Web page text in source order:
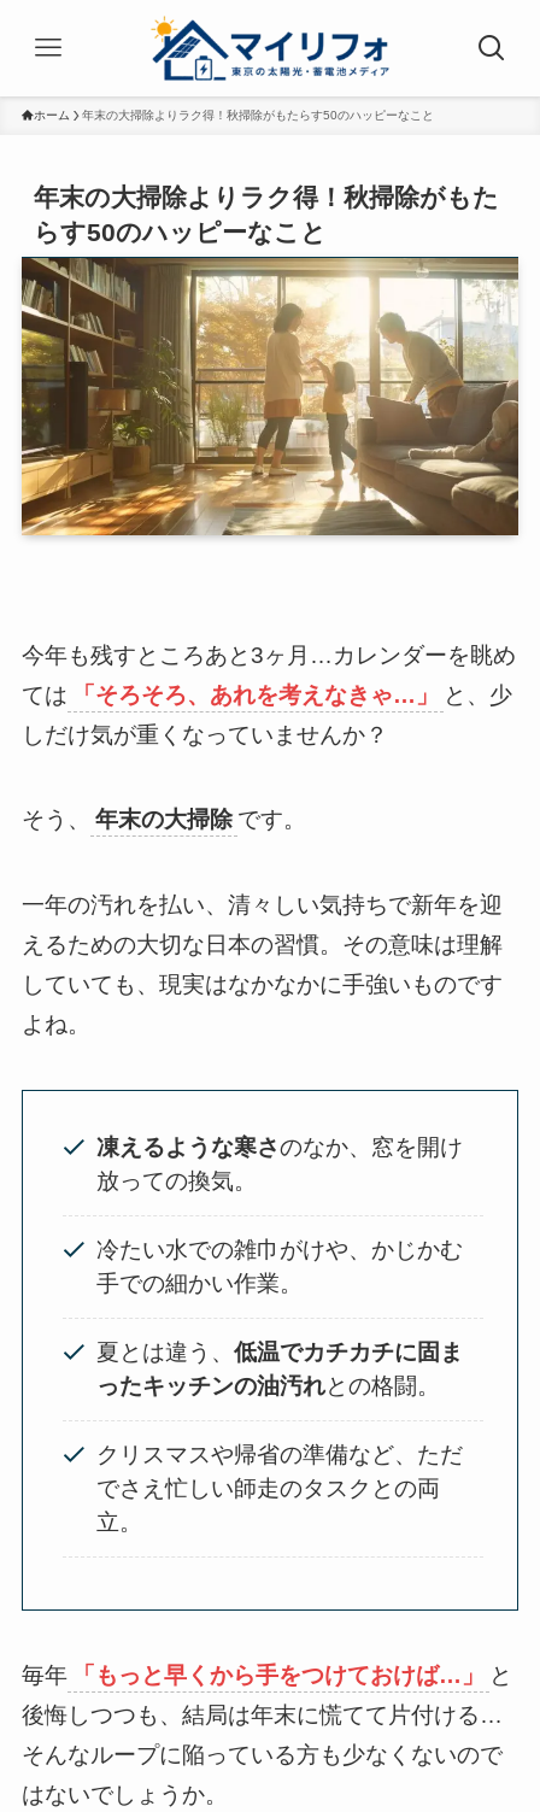
ホーム 年末の大掃除よりラク得！秋掃除がもたらす50のハッピーなこと
年末の大掃除よりラク得！秋掃除がもた
らす50のハッピーなこと
今年も残すところあと3ヶ月…カレンダーを眺め
ては
「そろそろ、あれを考えなきゃ…」
と、少
しだけ気が重くなっていませんか？
そう、 年末の大掃除 です。
一年の汚れを払い、清々しい気持ちで新年を迎
えるための大切な日本の習慣。その意味は理解
していても、現実はなかなかに手強いものです
よね。
凍えるような寒さのなか、窓を開け
放っての換気。
冷たい水での雑巾がけや、かじかむ
手での細かい作業。
夏とは違う、低温でカチカチに固ま
ったキッチンの油汚れとの格闘。
クリスマスや帰省の準備など、ただ
でさえ忙しい師走のタスクとの両
立。
毎年 「もっと早くから手をつけておけば…」
と
後悔しつつも、結局は年末に慌てて片付ける…
そんなループに陥っている方も少なくないので
はないでしょうか。